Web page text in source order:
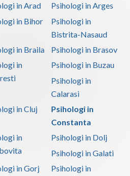
in Arad
Psihologi in Arges
in Bihor
Psihologi in
Bistrita-Nasaud
in Braila
Psihologi in Brasov
in
Psihologi in Buzau
Psihologi in
Calarasi
in Cluj
Psihologi in
Constanta
in
Psihologi in Dolj
Psihologi in Galati
in Gorj
Psihologi in